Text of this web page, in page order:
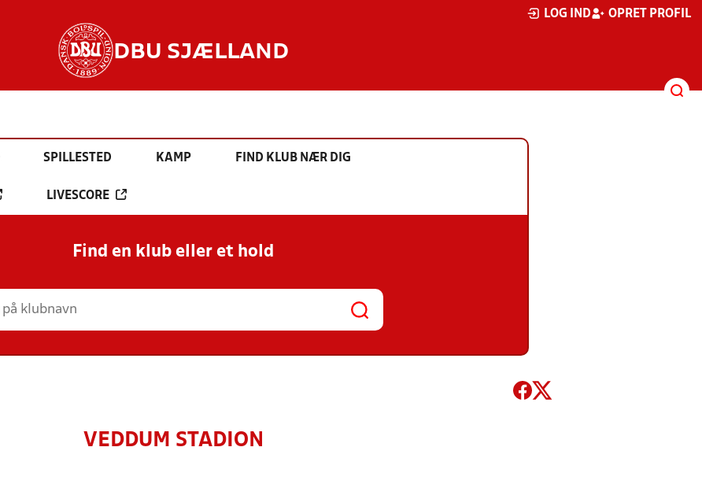
LOG IND OPRET PROFIL
DBU SJÆLLAND
SPILLESTED KAMP FIND KLUB NÆR DIG
LIVESCORE
Find en klub eller et hold
VEDDUM STADION